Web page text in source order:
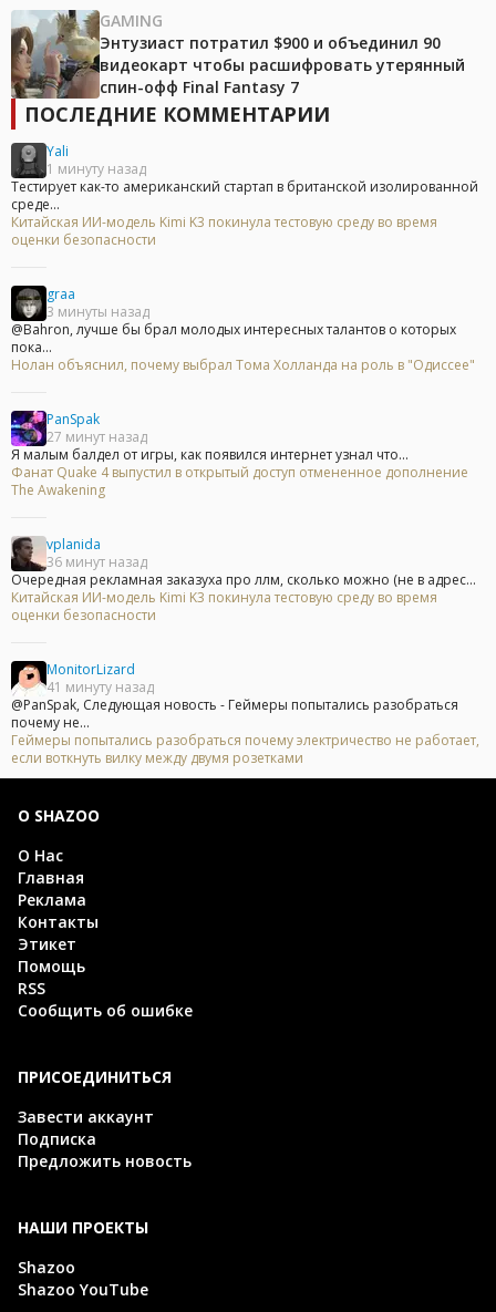
GAMING
Энтузиаст потратил $900 и объединил 90
видеокарт чтобы расшифровать утерянный
спин-офф Final Fantasy 7
ПОСЛЕДНИЕ КОММЕНТАРИИ
Yali
1 минуту назад
Тестирует как-то американский стартап в британской изолированной
среде...
Китайская ИИ-модель Kimi K3 покинула тестовую среду во время
оценки безопасности
graa
3 минуты назад
@Bahron, лучше бы брал молодых интересных талантов о которых
пока...
Нолан объяснил, почему выбрал Тома Холланда на роль в "Одиссее"
PanSpak
27 минут назад
Я малым балдел от игры, как появился интернет узнал что...
Фанат Quake 4 выпустил в открытый доступ отмененное дополнение
The Awakening
vplanida
36 минут назад
Очередная рекламная заказуха про ллм, сколько можно (не в адрес...
Китайская ИИ-модель Kimi K3 покинула тестовую среду во время
оценки безопасности
MonitorLizard
41 минуту назад
@PanSpak, Следующая новость - Геймеры попытались разобраться
почему не...
Геймеры попытались разобраться почему электричество не работает,
если воткнуть вилку между двумя розетками
О SHAZOO
О Нас
Главная
Реклама
Контакты
Этикет
Помощь
RSS
Сообщить об ошибке
ПРИСОЕДИНИТЬСЯ
Завести аккаунт
Подписка
Предложить новость
НАШИ ПРОЕКТЫ
Shazoo
Shazoo YouTube